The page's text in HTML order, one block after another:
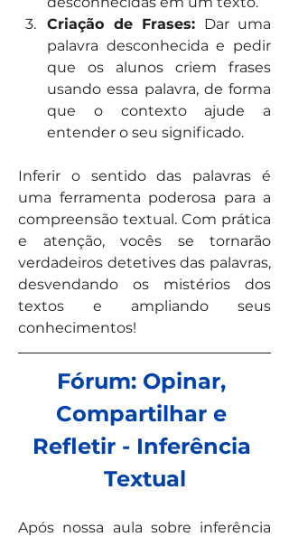
Criação de Frases: Dar uma
palavra desconhecida e pedir
que os alunos criem frases
usando essa palavra, de forma
que o contexto ajude a
entender o seu significado.
Inferir o sentido das palavras é
uma ferramenta poderosa para a
compreensão textual. Com prática
e atenção, vocês se tornarão
verdadeiros detetives das palavras,
desvendando os mistérios dos
textos e ampliando seus
conhecimentos!
Fórum: Opinar,
Compartilhar e
Refletir - Inferência
Textual
Após nossa aula sobre inferência